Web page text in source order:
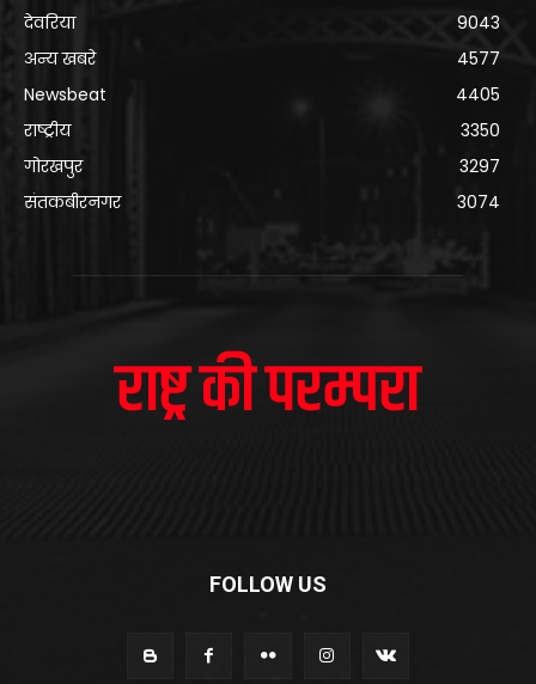
देवरिया
9043
अन्य खबरे
4577
Newsbeat
4405
राष्ट्रीय
3350
गोरखपुर
3297
संतकबीरनगर
3074
FOLLOW US